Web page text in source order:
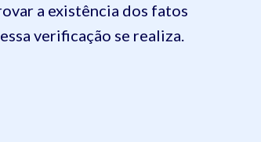
a existência dos fatos
verificação se realiza.